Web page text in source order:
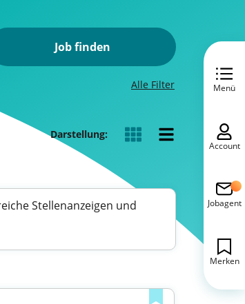
Job finden
Alle Filter
Darstellung:
Stellenanzeigen und
Menü
Account
Jobagent
Merken